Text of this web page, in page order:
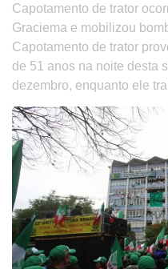
Capotamento de trator
Graciema e mobilizou
Capotamento de trator
de 51 anos na noite desta
dezembro, enquanto ele